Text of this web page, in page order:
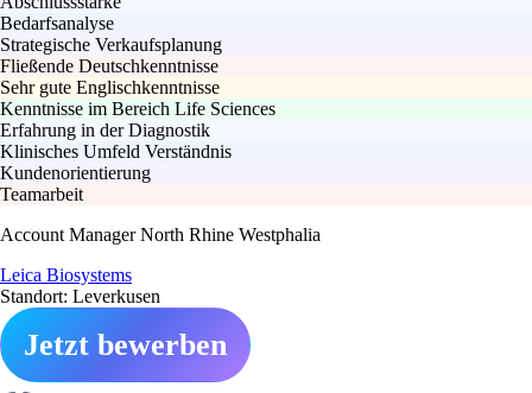
Bedarfsanalyse
Strategische Verkaufsplanung
Fließende Deutschkenntnisse
Sehr gute Englischkenntnisse
Kenntnisse im Bereich Life Sciences
Erfahrung in der Diagnostik
Klinisches Umfeld Verständnis
Kundenorientierung
Teamarbeit
Account Manager North Rhine Westphalia
Leica Biosystems
Standort: Leverkusen
Jetzt bewerben